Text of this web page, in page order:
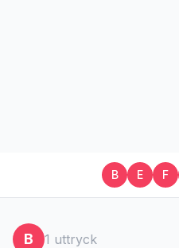
B E F
B 1 uttryck